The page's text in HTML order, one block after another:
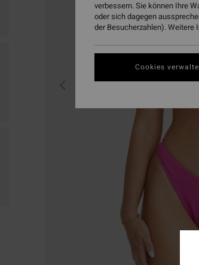
verbessern. Sie können Ihre
oder sich dagegen
der Besucherzahlen). Weitere
Cookies